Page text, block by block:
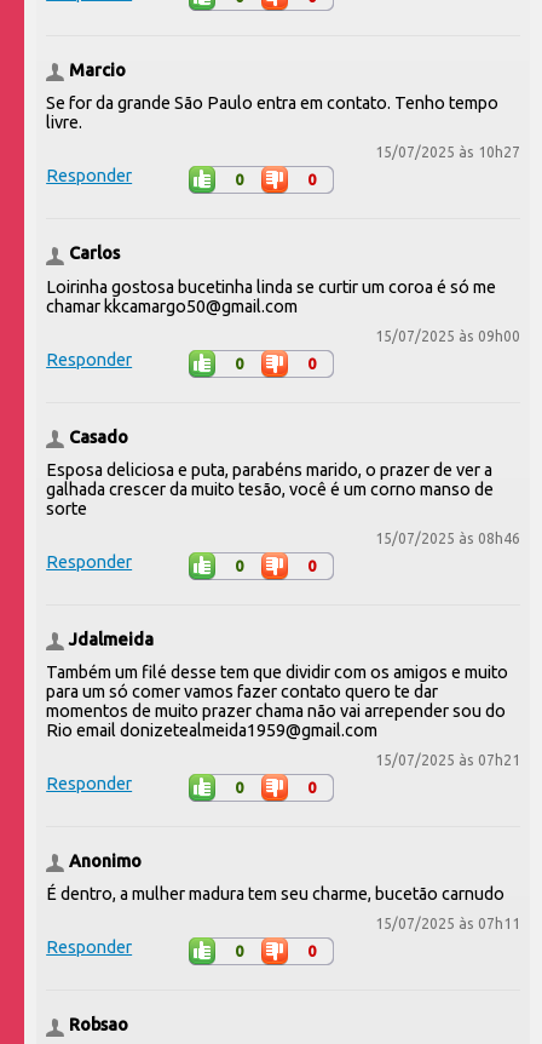
Marcio
Se for da grande São Paulo entra em contato. Tenho tempo
livre.
15/07/2025 às 10h27
Responder 0 0
Carlos
Loirinha gostosa bucetinha linda se curtir um coroa é só me
chamar kkcamargo50@gmail.com
15/07/2025 às 09h00
Responder 0 0
Casado
Esposa deliciosa e puta, parabéns marido, o prazer de ver a
galhada crescer da muito tesão, você é um corno manso de
sorte
15/07/2025 às 08h46
Responder 0 0
Jdalmeida
Também um filé desse tem que dividir com os amigos e muito
para um só comer vamos fazer contato quero te dar
momentos de muito prazer chama não vai arrepender sou do
Rio email donizetealmeida1959@gmail.com
15/07/2025 às 07h21
Responder 0 0
Anonimo
É dentro, a mulher madura tem seu charme, bucetão carnudo
15/07/2025 às 07h11
Responder 0 0
Robsao